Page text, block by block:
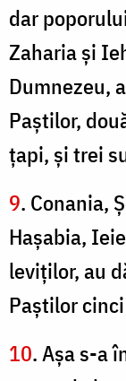
dar
Zaharia şi
Dumnezeu,
Paştilor,
ţapi, şi trei
9. Conania,
Haşabia,
leviţilor, au
Paştilor
10. Aşa s-a